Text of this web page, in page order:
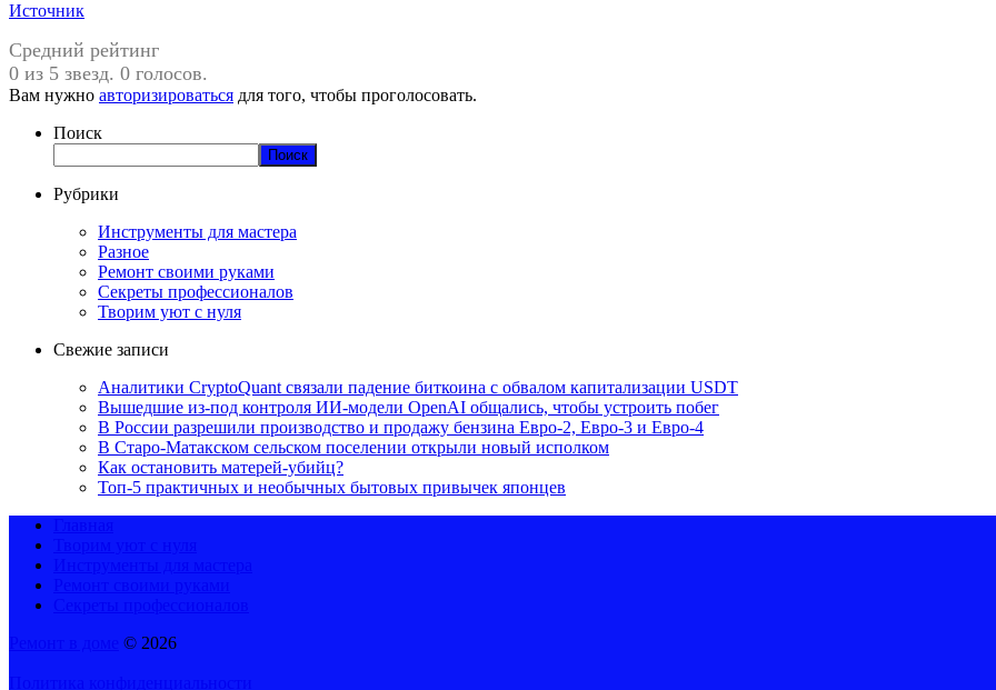
Источник
Средний рейтинг
0 из 5 звезд. 0 голосов.
Вам нужно авторизироваться для того, чтобы проголосовать.
Поиск
Поиск
Рубрики
Инструменты для мастера
Разное
Ремонт своими руками
Секреты профессионалов
Творим уют с нуля
Свежие записи
Аналитики CryptoQuant связали падение биткоина с обвалом капитализации USDT
Вышедшие из-под контроля ИИ-модели OpenAI общались, чтобы устроить побег
В России разрешили производство и продажу бензина Евро-2, Евро-3 и Евро-4
В Старо-Матакском сельском поселении открыли новый исполком
Как остановить матерей-убийц?
Топ-5 практичных и необычных бытовых привычек японцев
© 2026